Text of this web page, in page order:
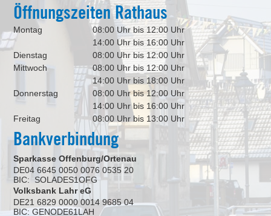
Öffnungszeiten Rathaus
Montag
08:00 Uhr bis 12:00 Uhr
14:00 Uhr bis 16:00 Uhr
Dienstag
08:00 Uhr bis 12:00 Uhr
Mittwoch
08:00 Uhr bis 12:00 Uhr
14:00 Uhr bis 18:00 Uhr
Donnerstag
08:00 Uhr bis 12:00 Uhr
14:00 Uhr bis 16:00 Uhr
Freitag
08:00 Uhr bis 13:00 Uhr
Bankverbindung
Sparkasse Offenburg/Ortenau
DE04 6645 0050 0076 0535 20
BIC: SOLADES1OFG
Volksbank Lahr eG
DE21 6829 0000 0014 9685 04
BIC: GENODE61LAH